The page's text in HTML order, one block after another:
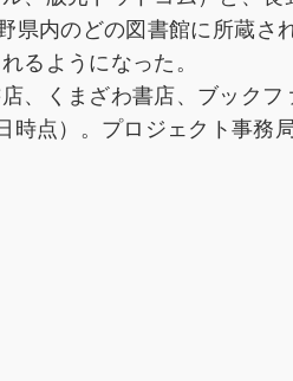
県内のどの図書館に所蔵さ
るようになった。
、くまざわ書店、ブック
時点）。プロジェクト事務